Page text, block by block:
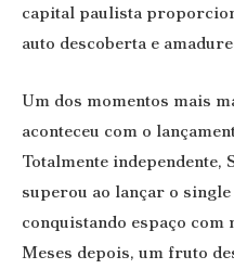
capital paulista
auto descoberta e
Um dos momentos mais
aconteceu com o
Totalmente independente,
superou ao lançar o
conquistando espaço com
Meses depois, um fruto